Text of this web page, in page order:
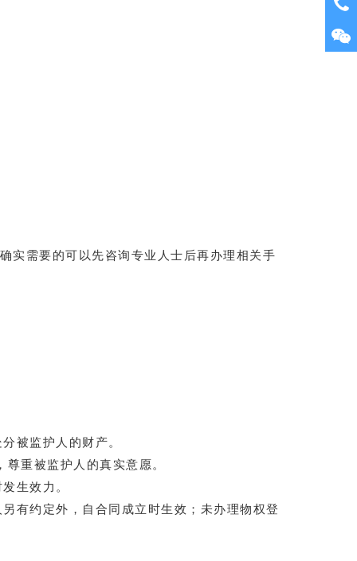
实需要的可以先咨询专业人士后再办理相关手
被监护人的财产。
重被监护人的真实意愿。
生效力。
有约定外，自合同成立时生效；未办理物权登